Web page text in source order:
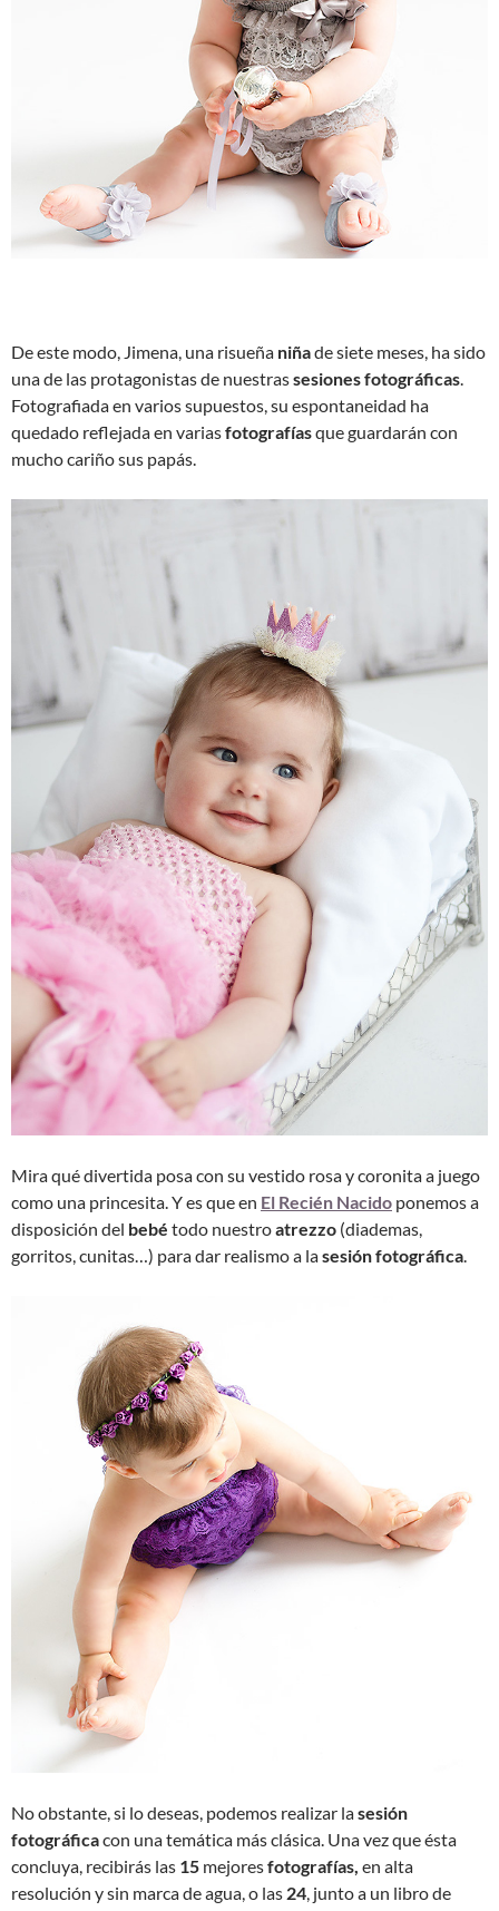
De este modo, Jimena, una risueña niñade siete meses, ha sido
una de las protagonistas de nuestrassesiones fotográficas.
Fotografiada en varios supuestos, su espontaneidad ha
quedado reflejada en variasfotografíasque guardarán con
mucho cariño sus papás.
Mira qué divertida posa con su vestido rosa y coronita a juego
como una princesita. Y es que en El Recién Nacido ponemos a
disposición del bebé todo nuestroatrezzo (diademas,
gorritos, cunitas…) para dar realismo a lasesión fotográfica.
No obstante, si lo deseas, podemos realizar lasesión
fotográficacon una temática más clásica. Una vez que ésta
concluya, recibirás las 15 mejoresfotografías, en alta
resolución y sin marca de agua, o las 24, junto a un libro de